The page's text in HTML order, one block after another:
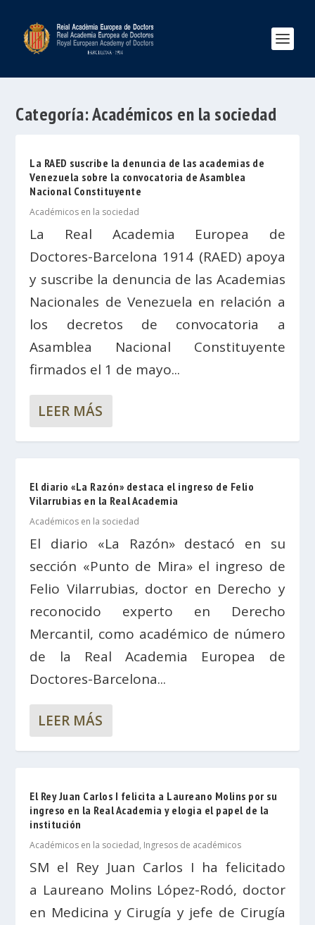
Categoría:Académicos en la sociedad
La RAED suscribe la denuncia de las academias de
Venezuela sobre la convocatoria de Asamblea
Nacional Constituyente
Académicos en la sociedad
La Real Academia Europea de
Doctores-Barcelona 1914 (RAED) apoya
y suscribe la denuncia de las Academias
Nacionales de Venezuela en relación a
los decretos de convocatoria a
Asamblea Nacional Constituyente
firmados el 1 de mayo...
LEER MÁS
El diario «La Razón» destaca el ingreso de Felio
Vilarrubias en la Real Academia
Académicos en la sociedad
El diario «La Razón» destacó en su
sección «Punto de Mira» el ingreso de
Felio Vilarrubias, doctor en Derecho y
reconocido experto en Derecho
Mercantil, como académico de número
de la Real Academia Europea de
Doctores-Barcelona...
LEER MÁS
El Rey Juan Carlos I felicita a Laureano Molins por su
ingreso en la Real Academia y elogia el papel de la
institución
Académicos en la sociedad, Ingresos de académicos
SM el Rey Juan Carlos I ha felicitado
a Laureano Molins López-Rodó, doctor
en Medicina y Cirugía y jefe de Cirugía